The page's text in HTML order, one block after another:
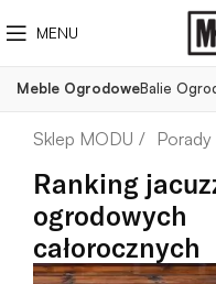
MENU
Meble OgrodoweBalie
Ranking
ogrodowych
całorocznych